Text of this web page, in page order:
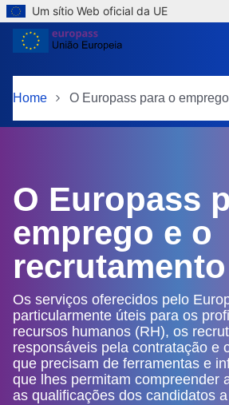
Skip to main content
Um sítio Web oficial da UE
Home O Europass para o
O Europass
emprego e o
recrutamento
Os serviços oferecidos pelo
particularmente úteis para os
recursos humanos (RH), os
responsáveis pela contratação e
que precisam de ferramentas e
que lhes permitam compreender
as qualificações dos candidatos